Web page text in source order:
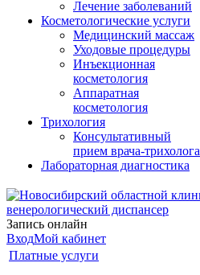
Лечение заболеваний
Косметологические услуги
Медицинский массаж
Уходовые процедуры
Инъекционная
косметология
Аппаратная
косметология
Трихология
Консультативный
прием врача-трихолога
Лабораторная диагностика
Запись онлайн
ВходМой кабинет
Платные услуги